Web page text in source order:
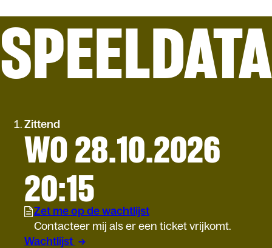
SPEELDATA
Zittend
WO 28.10.2026
20:15
Zet me op de wachtlijst
Contacteer mij als er een ticket vrijkomt.
Wachtlijst